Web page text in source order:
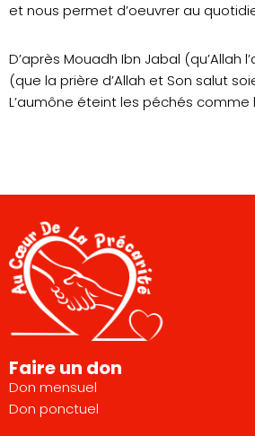
et nous permet d’oeuvrer au
D’après Mouadh Ibn Jabal (qu’Allah
(que la prière d’Allah et Son salut
L’aumône éteint les péchés comme
Faire un don
Don mensuel
Don ponctuel